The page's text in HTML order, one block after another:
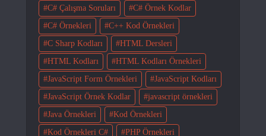
C# Çalışma Soruları
C# Örnek Kodlar
C# Örnekleri
C++ Kod Örnekleri
C Sharp Kodları
HTML Dersleri
HTML Kodları
HTML Kodları Örnekleri
JavaScript Form Örnekleri
JavaScript Kodları
JavaScript Örnek Kodlar
javascript örnekleri
Java Örnekleri
Kod Örnekleri
Kod Örnekleri C#
PHP Örnekleri